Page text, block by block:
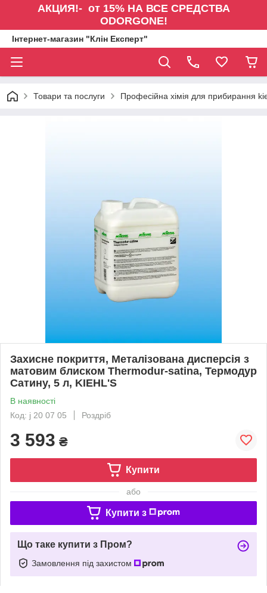
АКЦИЯ!- от 15% НА ВСЕ СРЕДСТВА
ODORGONE!
Інтернет-магазин "Клін Експерт"
Товари та послуги Професійна хімія для прибирання
Захисне покриття, Металізована дисперсія з
матовим блиском Thermodur-satina, Термодур
Сатину, 5 л, KIEHL'S
В наявності
Код: j 20 07 05
Роздріб
3 593 ₴
Купити
або
Купити з
Що таке купити з Пром?
Замовлення під захистом